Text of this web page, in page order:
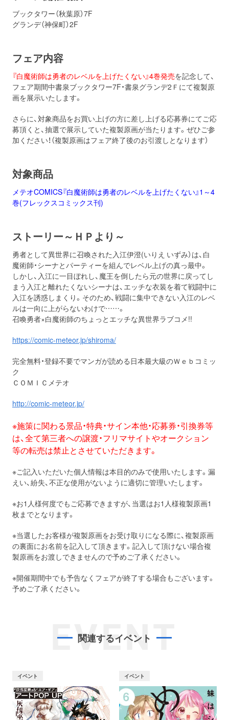
ブックタワー（秋葉原）7F
グランデ（神保町）2F
フェア内容
『白魔術師は勇者のレベルを上げたくない』4巻発売を記念して、
フェア期間中書泉ブックタワー7F・書泉グランデ2Ｆにて複製原
画を展示いたします。
さらに、対象商品をお買い上げの方に差し上げる応募券にてご応
募頂くと、抽選で展示していた複製原画が当たります。ぜひご参
加ください！（複製原画はフェア終了後のお引渡しとなります）
対象商品
メテオCOMICS『白魔術師は勇者のレベルを上げたくない』1～4
巻(フレックスコミックス刊)
ストーリー～ＨＰより～
勇者として異世界に召喚された入江伊澄(いりえ いずみ）は、白
魔術師・シーナとパーティーを組んでレベル上げの真っ最中。
しかし、入江に一目ぼれし、魔王を倒したら元の世界に戻ってし
まう入江と離れたくないシーナは、エッチな衣装を着て戦闘中に
入江を誘惑しまくり。そのため、戦闘に集中できない入江のレベ
ルは一向に上がらないわけで……。
召喚勇者×白魔術師のちょっとエッチな異世界ラブコメ!!
https://comic-meteor.jp/shiroma/
完全無料・登録不要でマンガが読める日本最大級のＷｅｂコミッ
ク
ＣＯＭＩＣメテオ
http://comic-meteor.jp/
※施策に関わる景品・特典・サイン本他・応募券・引換券等
は、全て第三者への譲渡・フリマサイトやオークション
等の転売は禁止とさせていただきます。
※ご記入いただいた個人情報は本目的のみで使用いたします。漏
えい、紛失、不正な使用がないように適切に管理いたします。
※お1人様何度でもご応募できますが、当選はお1人様複製原画1
枚までとなります。
※当選したお客様が複製原画をお受け取りになる際に、複製原画
の裏面にお名前を記入して頂きます。記入して頂けない場合複
製原画をお渡しできませんので予めご了承ください。
※開催期間中でも予告なくフェアが終了する場合もございます。
予めご了承ください。
EVENT
関連するイベント
イベント イベント